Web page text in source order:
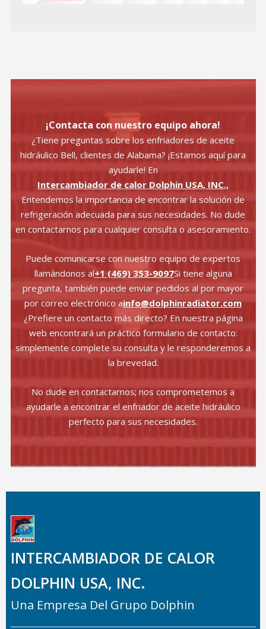
¡Contacta con nuestro equipo ahora!
¿Tiene preguntas sobre los enfriadores de aceite
hidráulico Bell, clientes de Alabama? ¡Estamos aquí para
ayudarle! En
Intercambiador de calor Dolphin USA, INC.,
Entendemos la importancia de encontrar la solución de
refrigeración adecuada para sus necesidades. No dude
en contactarnos para cualquier consulta o asesoramiento.
Puede comunicarse con nuestro equipo de expertos
llamándonos al+1 (469) 353-9097Si tiene alguna
pregunta, también puede enviar pedidos al por mayor
por correo electrónico ainfo@dolphinradiator.com
¿Prefiere un contacto más directo? En nuestra página
web encontrará un práctico formulario de contacto:
simplemente complete su consulta y le responderemos a
la brevedad.
No dude en contactarnos; nos comprometemos a
ayudarle a encontrar el enfriador de aceite hidráulico
perfecto para sus necesidades.
INTERCAMBIADOR DE CALOR
DOLPHIN USA, INC.
Una Empresa Del Grupo Dolphin